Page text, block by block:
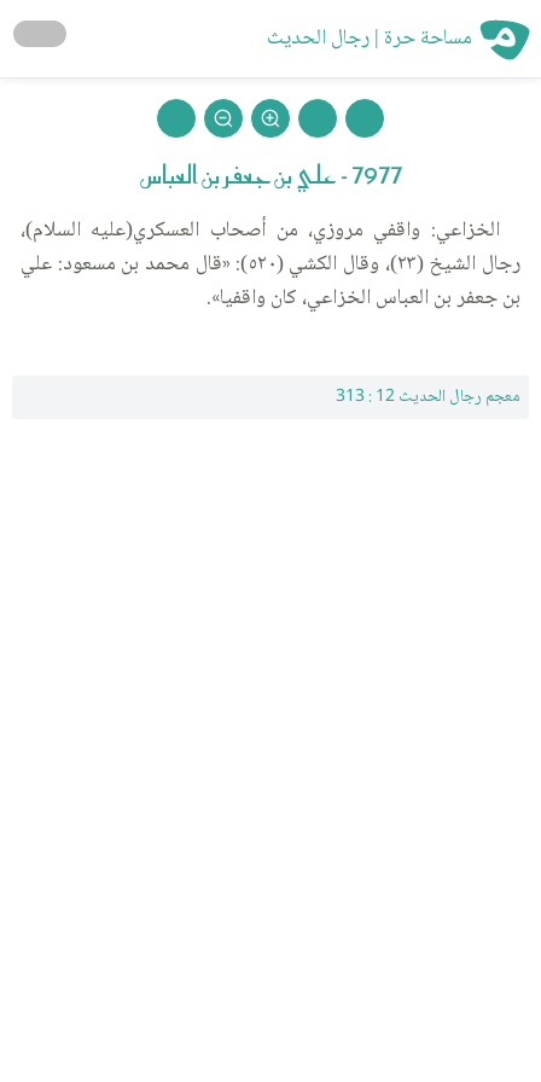
مساحة حرة | رجال الحديث
7977 - علي بن جعفر بن العباس
الخزاعي: واقفي مروزي، من أصحاب العسكري(عليه السلام)،
رجال الشيخ (٢٣)، وقال الكشي (٥٢٠): «قال محمد بن مسعود: علي
بن جعفر بن العباس الخزاعي، كان واقفيا».
معجم رجال الحديث 12 : 313